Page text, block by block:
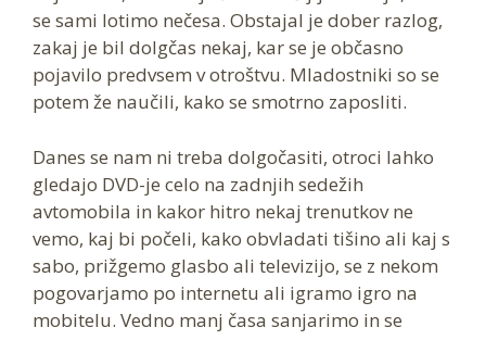
se sami lotimo nečesa. Obstajal je dober razlog,
zakaj je bil dolgčas nekaj, kar se je občasno
pojavilo predvsem v otroštvu. Mladostniki so se
potem že naučili, kako se smotrno zaposliti.
Danes se nam ni treba dolgočasiti, otroci lahko
gledajo DVD-je celo na zadnjih sedežih
avtomobila in kakor hitro nekaj trenutkov ne
vemo, kaj bi počeli, kako obvladati tišino ali kaj s
sabo, prižgemo glasbo ali televizijo, se z nekom
pogovarjamo po internetu ali igramo igro na
mobitelu. Vedno manj časa sanjarimo in se